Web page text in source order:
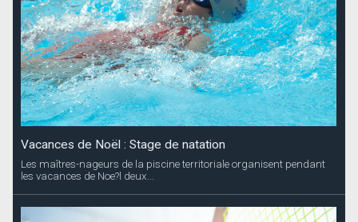
Vacances de Noël : Stage de natation
Les maîtres-nageurs de la piscine territoriale organisent pendant
les vacances de Noe?l deux...